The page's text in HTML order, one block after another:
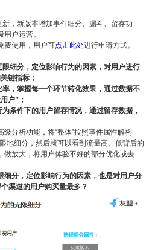
新，新版本增加事件细分、漏斗、留存功
户运营。
费使用， 用户可点击此处进行申请方式。
细分，定位影响行为的因素，对用户进行
键指标；
，掌握每一个环节转化效果，通过数据不
户”；
条件下的用户留存情况，通过留存数据，
分析功能，将“整体”按照事件属性解构
地细分，然后就可以看到流量高、低背后的
做放大，将用户体验不好的部分优化或去
细分，定位影响行为的因素，也是对用户分
渠道的用户购买量最多？